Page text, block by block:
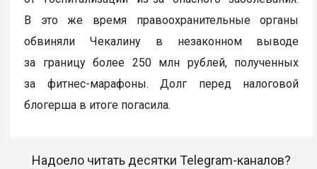
В это же время правоохранительные органы
обвиняли Чекалину в незаконном выводе
за границу более 250 млн рублей, полученных
за фитнес-марафоны. Долг перед налоговой
блогерша в итоге погасила.
Надоело читать десятки Telegram-каналов?